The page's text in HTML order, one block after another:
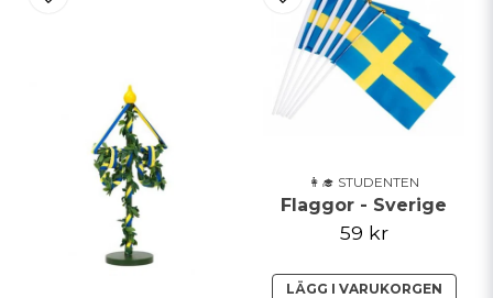
👩‍🎓 STUDENTEN
Flaggor - Sverige
59 kr
LÄGG I VARUKORGEN